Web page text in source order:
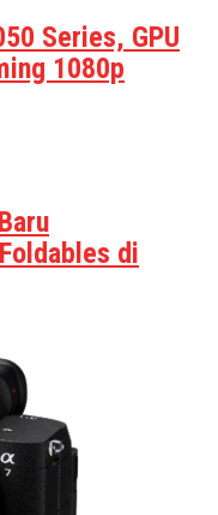
Series, GPU
1080p
di